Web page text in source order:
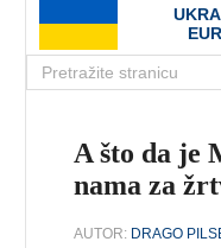
A što da je
nama za
AUTOR: DRAGO